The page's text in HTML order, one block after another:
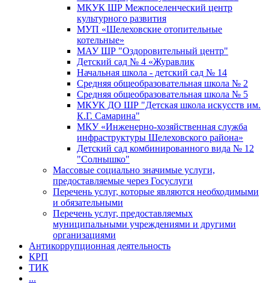
МКУК ШР Межпоселенческий центр
культурного развития
МУП «Шелеховские отопительные
котельные»
МАУ ШР "Оздоровительный центр"
Детский сад № 4 «Журавлик
Начальная школа - детский сад № 14
Средняя общеобразовательная школа № 2
Средняя общеобразовательная школа № 5
МКУК ДО ШР "Детская школа искусств им.
К.Г. Самарина"
МКУ «Инженерно-хозяйственная служба
инфраструктуры Шелеховского района»
Детский сад комбинированного вида № 12
"Солнышко"
Массовые социально значимые услуги,
предоставляемые через Госуслуги
Перечень услуг, которые являются необходимыми
и обязательными
Перечень услуг, предоставляемых
муниципальными учреждениями и другими
организациями
Антикоррупционная деятельность
КРП
ТИК
...